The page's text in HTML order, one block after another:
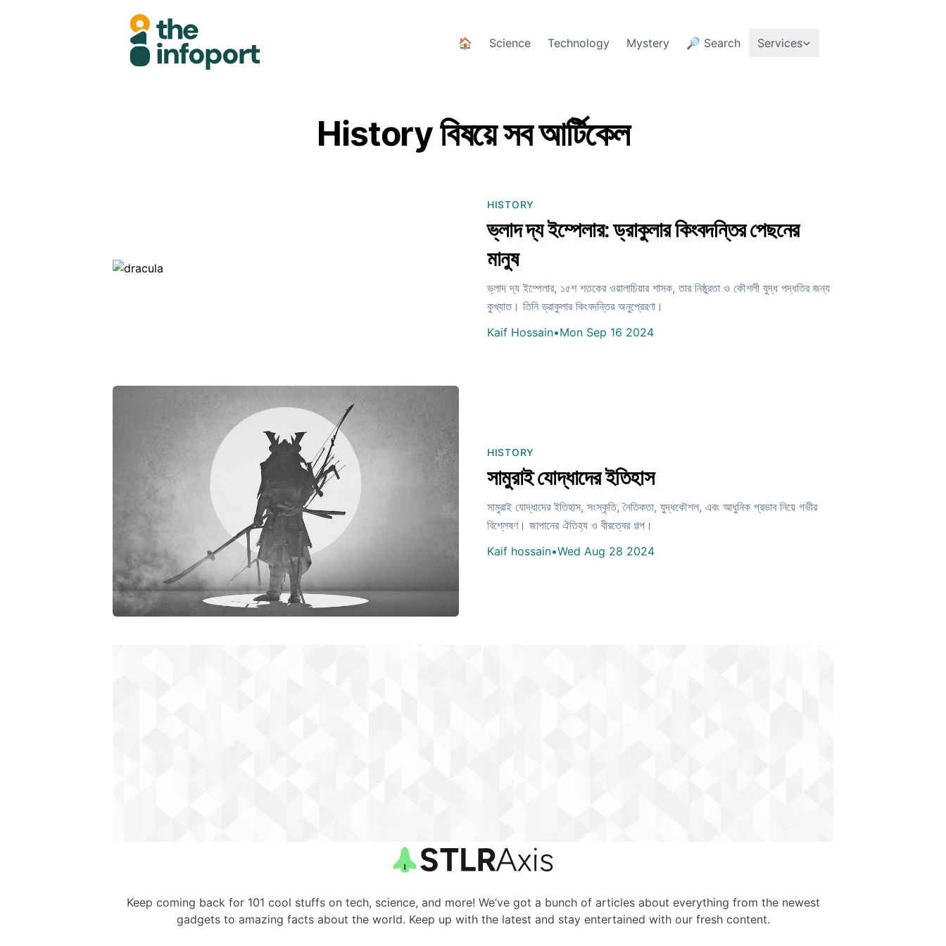
🏠 Science Technology Mystery 🔎 Search Services
History বিষয়ে সব আর্টিকেল
HISTORY
ভ্লাদ দ্য ইম্পেলার: ড্রাকুলার কিংবদন্তির পেছনের
মানুষ
ভ্লাদ দ্য ইম্পেলার, ১৫শ শতকের ওয়ালাচিয়ার শাসক, তার নিষ্ঠুরতা ও কৌশলী যুদ্ধ পদ্ধতির জন্য
কুখ্যাত। তিনি ড্রাকুলার কিংবদন্তির অনুপ্রেরণা।
Kaif Hossain•Mon Sep 16 2024
HISTORY
সামুরাই যোদ্ধাদের ইতিহাস
সামুরাই যোদ্ধাদের ইতিহাস, সংস্কৃতি, নৈতিকতা, যুদ্ধকৌশল, এবং আধুনিক প্রভাব নিয়ে গভীর
বিশ্লেষণ। জাপানের ঐতিহ্য ও বীরত্বের গল্প।
Kaif hossain•Wed Aug 28 2024
Keep coming back for 101 cool stuffs on tech, science, and more! We’ve got a bunch of articles about everything from the newest
gadgets to amazing facts about the world. Keep up with the latest and stay entertained with our fresh content.